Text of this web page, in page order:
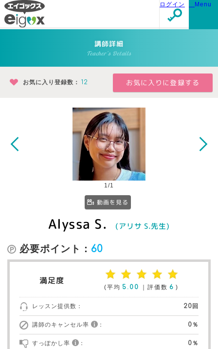
Menu
ログイン
講師詳細
Teacher's Details
1/1
動画を見る
Alyssa S. (アリサ S.先生)
必要ポイント： 60
満足度
(平均 5.00 ｜評価数 6 )
レッスン提供数： 20回
講師のキャンセル率 ： 0％
すっぽかし率 ： 0％
お気に入り登録数：12